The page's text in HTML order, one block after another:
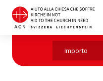
Colombia
Aiutate ora